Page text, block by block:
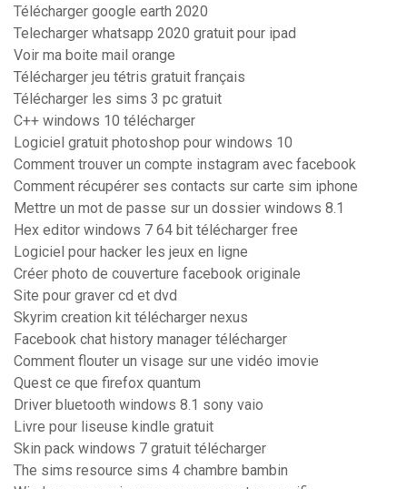
Télécharger google earth 2020
Telecharger whatsapp 2020 gratuit pour ipad
Voir ma boite mail orange
Télécharger jeu tétris gratuit français
Télécharger les sims 3 pc gratuit
C++ windows 10 télécharger
Logiciel gratuit photoshop pour windows 10
Comment trouver un compte instagram avec facebook
Comment récupérer ses contacts sur carte sim iphone
Mettre un mot de passe sur un dossier windows 8.1
Hex editor windows 7 64 bit télécharger free
Logiciel pour hacker les jeux en ligne
Créer photo de couverture facebook originale
Site pour graver cd et dvd
Skyrim creation kit télécharger nexus
Facebook chat history manager télécharger
Comment flouter un visage sur une vidéo imovie
Quest ce que firefox quantum
Driver bluetooth windows 8.1 sony vaio
Livre pour liseuse kindle gratuit
Skin pack windows 7 gratuit télécharger
The sims resource sims 4 chambre bambin